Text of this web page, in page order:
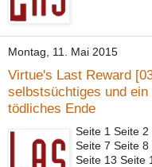
Montag, 11. Mai 2015
Virtue's Last Reward
selbstsüchtiges und ein
tödliches Ende
Seite 1 Seite
Seite 7 Seite
Seite 13 Seite